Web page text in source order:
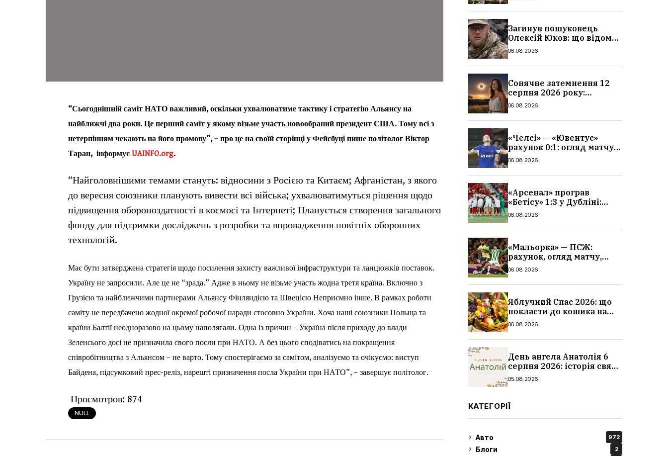
“Сьогоднішній саміт НАТО важливий, оскільки ухвалюватиме тактику і стратегію Альянсу на
найближчі два роки. Це перший саміт у якому візьме участь новообраний президент США. Тому всі з
нетерпінням чекають на його промову”, – про це на своїй сторінці у Фейсбуці пише політолог Віктор
Таран, інформує UAINFO.org.
“Найголовнішими темами стануть: відносини з Росією та Китаєм; Афганістан, з якого
до вересня союзники планують вивести всі війська; ухвалюватимуться рішення щодо
підвищення обороноздатності в космосі та Інтернеті; Планується створення загального
фонду для підтримки досліджень з розробки та впровадження новітніх оборонних
технологій.
Має бути затверджена стратегія щодо посилення захисту важливої ​​інфраструктури та ланцюжків поставок.
Україну не запросили. Але це не “зрада.” Адже в ньому не візьме участь жодна третя країна. Включно з
Грузією та найближчими партнерами Альянсу Фінляндією та Швецією Неприємно інше. В рамках роботи
саміту не передбачено жодної окремої робочої наради стосовно України. Хоча наші союзники Польща та
країни Балтії неодноразово на цьому наполягали. Одна із причин – Україна після приходу до влади
Зеленсього досі не призначила свого посли при НАТО. А без цього сподіватись на покращення
співробітництва з Альянсом – не варто. Тому спостерігаємо за самітом, аналізуємо та очікуємо: виступ
Байдена, підсумковий прес-реліз, нарешті призначення посла України при НАТО”, – завершує політолог.
Просмотров: 874
NULL
сталося
Загинув пошуковець
Олексій Юков: що відомо
про його роботу, хто він
06.08.2026
Сонячне затемнення 12
серпня 2026 року:
гороскоп, кому із знаків
06.08.2026
«Челсі» — «Ювентус»
рахунок 0:1: огляд матчу
та вихід Мудрика
06.08.2026
«Арсенал» програв
«Бетісу» 1:3 у Дубліні:
огляд матчу та всі голи
06.08.2026
«Мальорка» — ПСЖ:
рахунок, огляд матчу,
голи та склад парижан
06.08.2026
Яблучний Спас 2026: що
покласти до кошика на
освячення, які фрукти,
06.08.2026
День ангела Анатолія 6
серпня 2026: історія свята,
значення імені,
05.08.2026
КАТЕГОРІЇ
Авто 972
Блоги 2